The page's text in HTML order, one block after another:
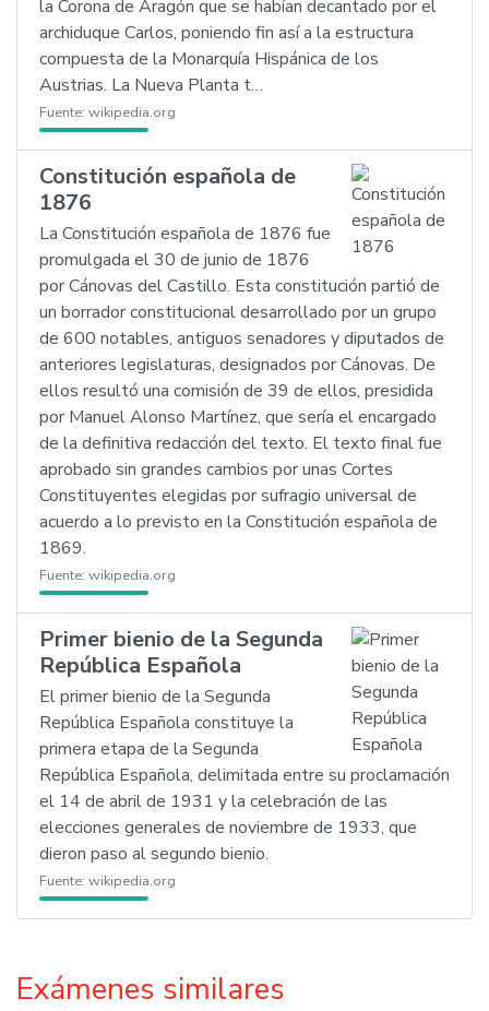
la Corona de Aragón que se habían decantado por el
archiduque Carlos, poniendo fin así a la estructura
compuesta de la Monarquía Hispánica de los
Austrias. La Nueva Planta t…
Fuente: wikipedia.org
Constitución española de
1876
La Constitución española de 1876 fue
promulgada el 30 de junio de 1876
por Cánovas del Castillo. Esta constitución partió de
un borrador constitucional desarrollado por un grupo
de 600 notables, antiguos senadores y diputados de
anteriores legislaturas, designados por Cánovas. De
ellos resultó una comisión de 39 de ellos, presidida
por Manuel Alonso Martínez, que sería el encargado
de la definitiva redacción del texto. El texto final fue
aprobado sin grandes cambios por unas Cortes
Constituyentes elegidas por sufragio universal de
acuerdo a lo previsto en la Constitución española de
1869.
Fuente: wikipedia.org
Primer bienio de la Segunda
República Española
El primer bienio de la Segunda
República Española constituye la
primera etapa de la Segunda
República Española, delimitada entre su proclamación
el 14 de abril de 1931 y la celebración de las
elecciones generales de noviembre de 1933, que
dieron paso al segundo bienio.
Fuente: wikipedia.org
Exámenes similares